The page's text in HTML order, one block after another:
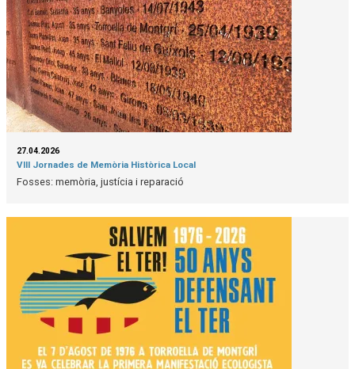
27.04.2026
VIII Jornades de Memòria Històrica Local
Fosses: memòria, justícia i reparació